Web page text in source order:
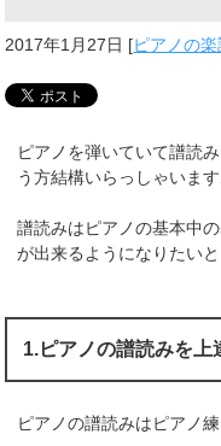
2017年1月27日 [ピアノの
ピアノを弾いていて譜読
う方結構いらっしゃいます
譜読みはピアノの基本中
が出来るようになりたいと
1.ピアノの譜読みを上
ピアノの譜読みはピアノ練